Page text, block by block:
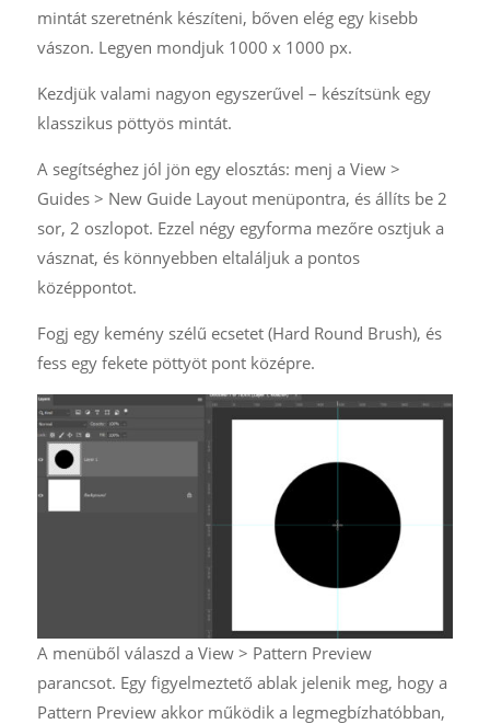
mintát szeretnénk készíteni, bőven elég egy kisebb
vászon. Legyen mondjuk 1000 x 1000 px.
Kezdjük valami nagyon egyszerűvel – készítsünk egy
klasszikus pöttyös mintát.
A segítséghez jól jön egy elosztás: menj a View >
Guides > New Guide Layout menüpontra, és állíts be 2
sor, 2 oszlopot. Ezzel négy egyforma mezőre osztjuk a
vásznat, és könnyebben eltaláljuk a pontos
középpontot.
Fogj egy kemény szélű ecsetet (Hard Round Brush), és
fess egy fekete pöttyöt pont középre.
A menüből válaszd a View > Pattern Preview
parancsot. Egy figyelmeztető ablak jelenik meg, hogy a
Pattern Preview akkor működik a legmegbízhatóbban,